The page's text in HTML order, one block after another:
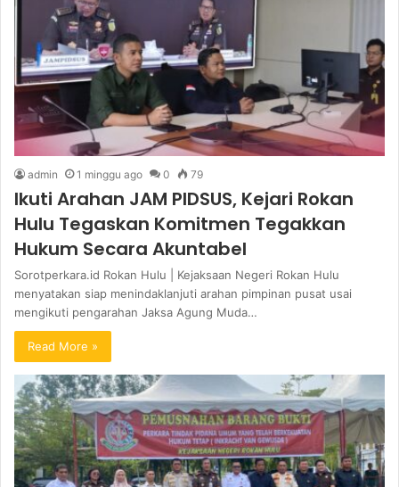
admin 1 minggu ago 0 79
Ikuti Arahan JAM PIDSUS, Kejari Rokan
Hulu Tegaskan Komitmen Tegakkan
Hukum Secara Akuntabel
Sorotperkara.id Rokan Hulu | Kejaksaan Negeri Rokan Hulu
menyatakan siap menindaklanjuti arahan pimpinan pusat usai
mengikuti pengarahan Jaksa Agung Muda…
Read More »